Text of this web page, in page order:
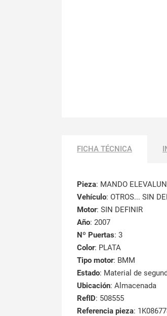
FICHA TÉCNICA
Pieza: MANDO
Vehículo: OTROS... SIN
Motor: SIN DEFINIR
Año: 2007
Nº Puertas: 3
Color: PLATA
Tipo motor: BMM
Estado: Material de
Ubicación: Almacenada
RefID: 508555
Referencia pieza: